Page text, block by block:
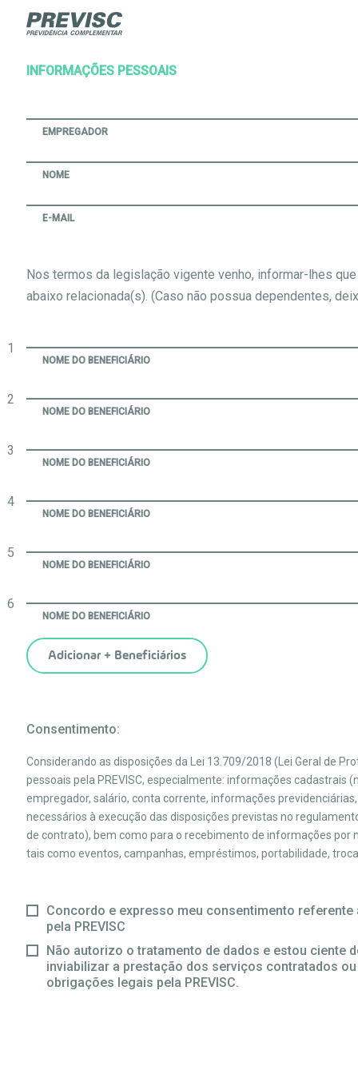
INFORMAÇÕES PESSOAIS
EMPREGADOR
NOME
E-MAIL
Nos termos da legislação vigente venho, informar-lhes
abaixo relacionada(s). (Caso não possua dependentes,
1
NOME DO BENEFICIÁRIO
2
NOME DO BENEFICIÁRIO
3
NOME DO BENEFICIÁRIO
4
NOME DO BENEFICIÁRIO
5
NOME DO BENEFICIÁRIO
6
NOME DO BENEFICIÁRIO
Adicionar + Beneficiários
Consentimento:
Considerando as disposições da Lei 13.709/2018 (Lei Geral de
pessoais pela PREVISC, especialmente: informações cadastrais
empregador, salário, conta corrente, informações
necessários à execução das disposições previstas no
de contrato), bem como para o recebimento de informações por
tais como eventos, campanhas, empréstimos, portabilidade,
Concordo e expresso meu consentimento referente
pela PREVISC
Não autorizo o tratamento de dados e estou ciente
inviabilizar a prestação dos serviços contratados
obrigações legais pela PREVISC.